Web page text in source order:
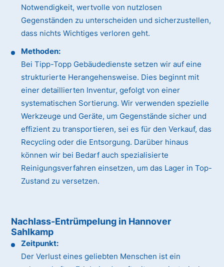
Notwendigkeit, wertvolle von nutzlosen
Gegenständen zu unterscheiden und sicherzustellen,
dass nichts Wichtiges verloren geht.
Methoden:
Bei Tipp-Topp Gebäudedienste setzen wir auf eine
strukturierte Herangehensweise. Dies beginnt mit
einer detaillierten Inventur, gefolgt von einer
systematischen Sortierung. Wir verwenden spezielle
Werkzeuge und Geräte, um Gegenstände sicher und
effizient zu transportieren, sei es für den Verkauf, das
Recycling oder die Entsorgung. Darüber hinaus
können wir bei Bedarf auch spezialisierte
Reinigungsverfahren einsetzen, um das Lager in Top-
Zustand zu versetzen.
Nachlass-Entrümpelung in Hannover
Sahlkamp
Zeitpunkt:
Der Verlust eines geliebten Menschen ist ein